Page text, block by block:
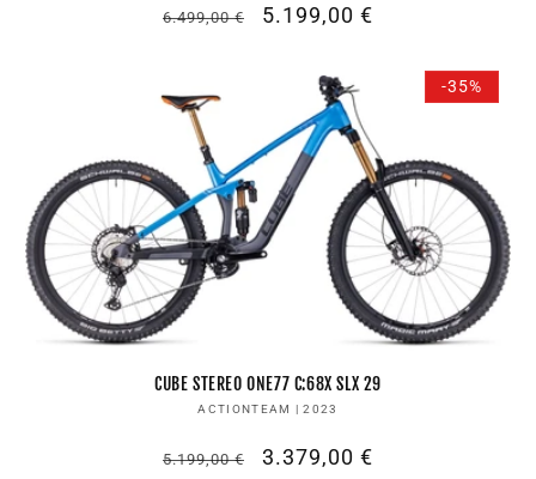
Normaler
6.499,00 € Verkaufspreis
5.199,00 €
-35%
CUBE STEREO ONE77 C:68X SLX 29
Anbieter:
ACTIONTEAM | 2023
Normaler
5.199,00 € Verkaufspreis
3.379,00 €